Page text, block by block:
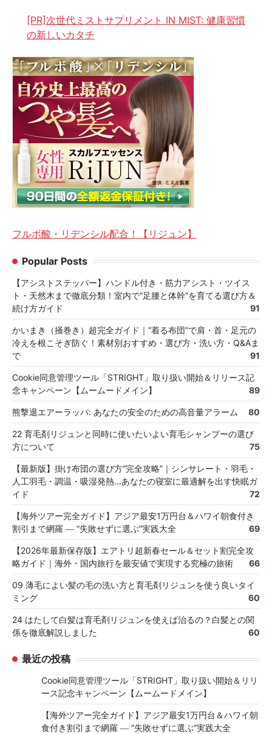
[PR]次世代ミストサプリメント IN MIST: 健康習慣
の新しいカタチ
フルボ酸・リデンシル配合！【リジュン】
Popular Posts
【アシストステッパー】ハンドル付き・筋力アシスト・ツイス
ト・天然木まで徹底分類！室内で“足腰と体幹”を育てる選び方＆
続け方ガイド
91
かいまき（掻巻き）超完全ガイド｜“着る布団”で肩・首・足元の
冷えを根こそぎ防ぐ！素材別おすすめ・選び方・洗い方・Q&Aま
で
91
Cookie同意管理ツール「STRIGHT」取り扱い開始＆リリース記
念キャンペーン【ムームードメイン】
89
熊撃退エアーラッパ: あなたの安全のための高音量アラーム 80
22 育毛剤リジュンと同時に使いたいよい育毛シャンプーの選び
方について
75
【最新版】掛け布団の選び方“完全攻略”｜シンサレート・羽毛・
人工羽毛・調温・吸湿発熱…あなたの寝室に最適解を出す快眠ガ
イド
72
【海外ツアー完全ガイド】アジア最安1万円台＆ハワイ朝食付き
割引まで網羅 ― “失敗せずに選ぶ”実践大全
69
【2026年最新保存版】エアトリ超新春セール＆セット割完全攻
略ガイド｜海外・国内旅行を最安値で実現する究極の旅術
66
09 薄毛によい髪の毛の洗い方と育毛剤リジュンを使う良いタイ
ミング
60
24 はたして白髪は育毛剤リジュンを使えば治るの？白髪との関
係を徹底解説しました
60
最近の投稿
Cookie同意管理ツール「STRIGHT」取り扱い開始＆リリ
ース記念キャンペーン【ムームードメイン】
【海外ツアー完全ガイド】アジア最安1万円台＆ハワイ朝
食付き割引まで網羅 ― “失敗せずに選ぶ”実践大全